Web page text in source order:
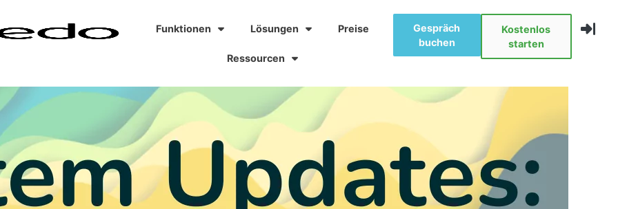
Funktionen Lösungen Preise
Ressourcen
Gespräch
buchen
Kostenlos
starten